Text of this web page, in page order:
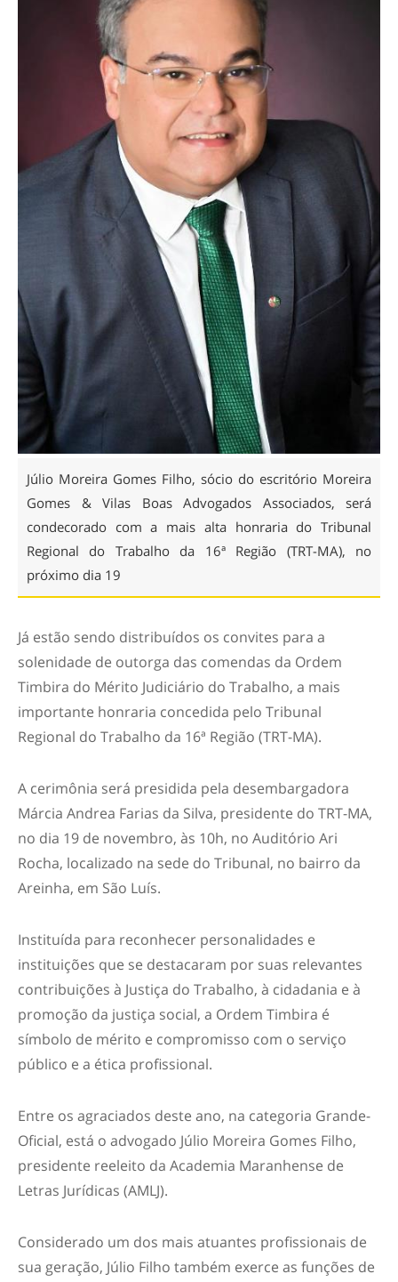
Júlio Moreira Gomes Filho, sócio do escritório Moreira
Gomes & Vilas Boas Advogados Associados, será
condecorado com a mais alta honraria do Tribunal
Regional do Trabalho da 16ª Região (TRT-MA), no
próximo dia 19
Já estão sendo distribuídos os convites para a
solenidade de outorga das comendas da Ordem
Timbira do Mérito Judiciário do Trabalho, a mais
importante honraria concedida pelo Tribunal
Regional do Trabalho da 16ª Região (TRT-MA).
A cerimônia será presidida pela desembargadora
Márcia Andrea Farias da Silva, presidente do TRT-MA,
no dia 19 de novembro, às 10h, no Auditório Ari
Rocha, localizado na sede do Tribunal, no bairro da
Areinha, em São Luís.
Instituída para reconhecer personalidades e
instituições que se destacaram por suas relevantes
contribuições à Justiça do Trabalho, à cidadania e à
promoção da justiça social, a Ordem Timbira é
símbolo de mérito e compromisso com o serviço
público e a ética profissional.
Entre os agraciados deste ano, na categoria Grande-
Oficial, está o advogado Júlio Moreira Gomes Filho,
presidente reeleito da Academia Maranhense de
Letras Jurídicas (AMLJ).
Considerado um dos mais atuantes profissionais de
sua geração, Júlio Filho também exerce as funções de